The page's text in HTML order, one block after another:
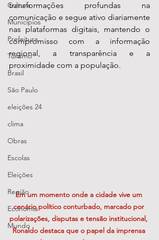
Cultura
Municípios
Prefeitura
Turismo
Brasil
São Paulo
eleições 24
clima
Obras
Escolas
Eleições
Região
Economia
Mundo
transformações profundas na
comunicação e segue ativo diariamente
nas plataformas digitais, mantendo o
compromisso com a informação
regional, a transparência e a
proximidade com a população.
Em um momento onde a cidade vive um
cenário político conturbado, marcado por
polarizações, disputas e tensão institucional,
Ronaldo destaca que o papel da imprensa